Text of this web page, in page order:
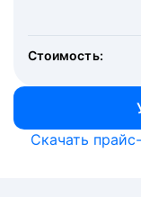
Стоимость:
Скачать